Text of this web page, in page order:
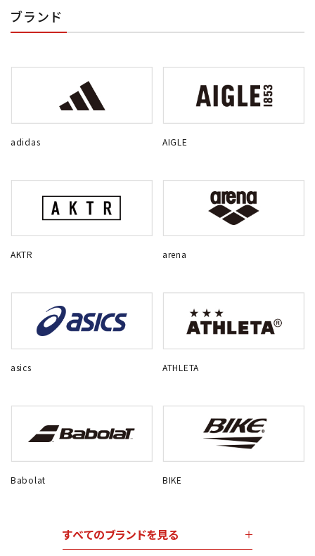
ブランド
adidas AIGLE
AKTR arena
asics ATHLETA
Babolat BIKE
すべてのブランドを見る